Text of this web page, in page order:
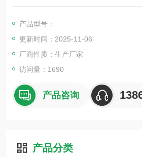
纤素、高粘度密封胶、中性玻璃胶、铝
素、电池浆料、染料、有机硅树脂、化
物料的混炼、捏合、破碎、搅拌、硫化、
产品型号：
更新时间：2025-11-06
厂商性质：生产厂家
访问量：1690
产品咨询
产品分类